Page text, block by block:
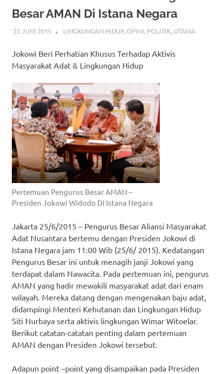
Besar AMAN Di Istana Negara
25 JUNI 2015 LINGKUNGAN HIDUP, OPINI, POLITIK, UTAMA
Jokowi Beri Perhatian Khusus Terhadap Aktivis
Masyarakat Adat & Lingkungan Hidup
Pertemuan Pengurus Besar AMAN –
Presiden Jokowi Widodo Di Istana Negara
Jakarta 25/6/2015 – Pengurus Besar Aliansi Masyarakat
Adat Nusantara bertemu dengan Presiden Jokowi di
Istana Negara jam 11:00 Wib (25/6/ 2015). Kedatangan
Pengurus Besar ini untuk menagih janji Jokowi yang
terdapat dalam Nawacita. Pada pertemuan ini, pengurus
AMAN yang hadir mewakili masyarakat adat dari enam
wilayah. Mereka datang dengan mengenakan baju adat,
didampingi Menteri Kehutanan dan Lingkungan Hidup
Siti Nurbaya serta aktivis lingkungan Wimar Witoelar.
Berikut catatan-catatan penting dalam pertemuan
AMAN dengan Presiden Jokowi tersebut.
Adapun point –point yang disampaikan pada Presiden